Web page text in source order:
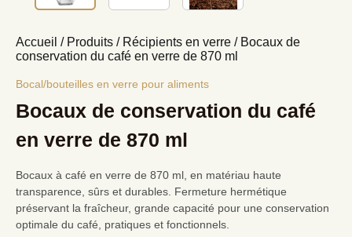
Accueil /Produits /Récipients en verre /Bocaux de
conservation du café en verre de 870 ml
Bocal/bouteilles en verre pour aliments
Bocaux de conservation du café
en verre de 870 ml
Bocaux à café en verre de 870 ml, en matériau haute
transparence, sûrs et durables. Fermeture hermétique
préservant la fraîcheur, grande capacité pour une conservation
optimale du café, pratiques et fonctionnels.